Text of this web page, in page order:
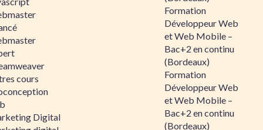
cours
Digital
Formation
Développeur Web
et Web Mobile –
Bac+2 en continu
(Bordeaux)
Formation
Développeur Web
et Web Mobile –
Bac+2 en continu
(Bordeaux)